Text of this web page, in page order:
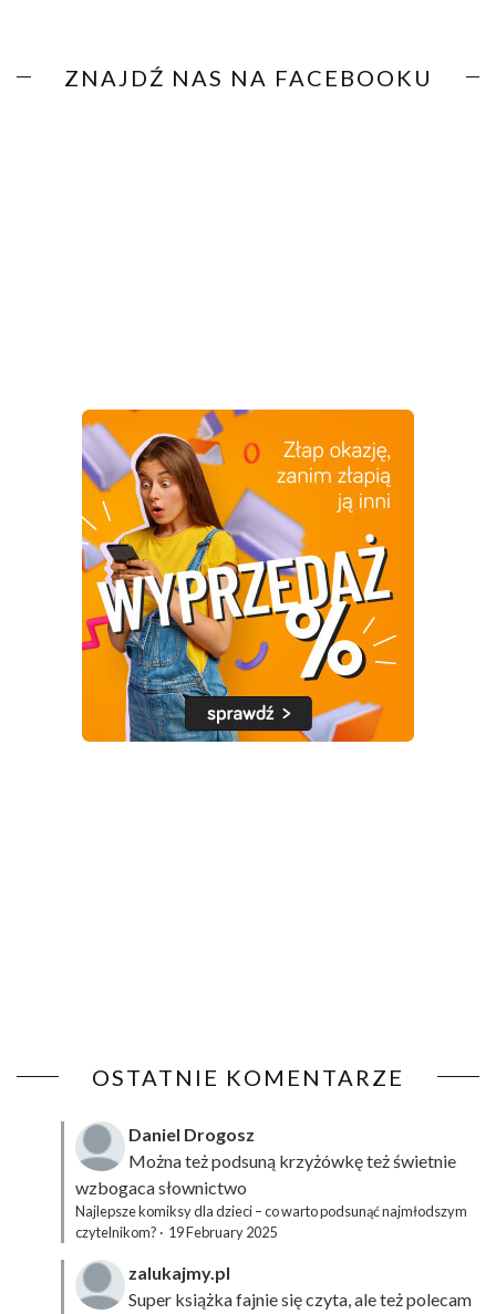
ZNAJDŹ NAS NA FACEBOOKU
OSTATNIE KOMENTARZE
Daniel Drogosz
Można też podsuną krzyżówkęteż świetnie
wzbogaca słownictwo
Najlepsze komiksy dla dzieci – co warto podsunąć najmłodszym
czytelnikom? · 19 February 2025
zalukajmy.pl
Super książka fajnie się czyta, ale też polecam